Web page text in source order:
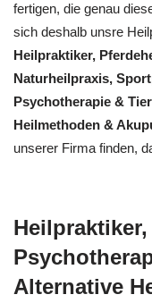
fertigen, die genau
sich deshalb unsre
Heilpraktiker,
Naturheilpraxis,
‎Psychotherapie &
Heilmethoden &
unserer Firma finden,
Alternative